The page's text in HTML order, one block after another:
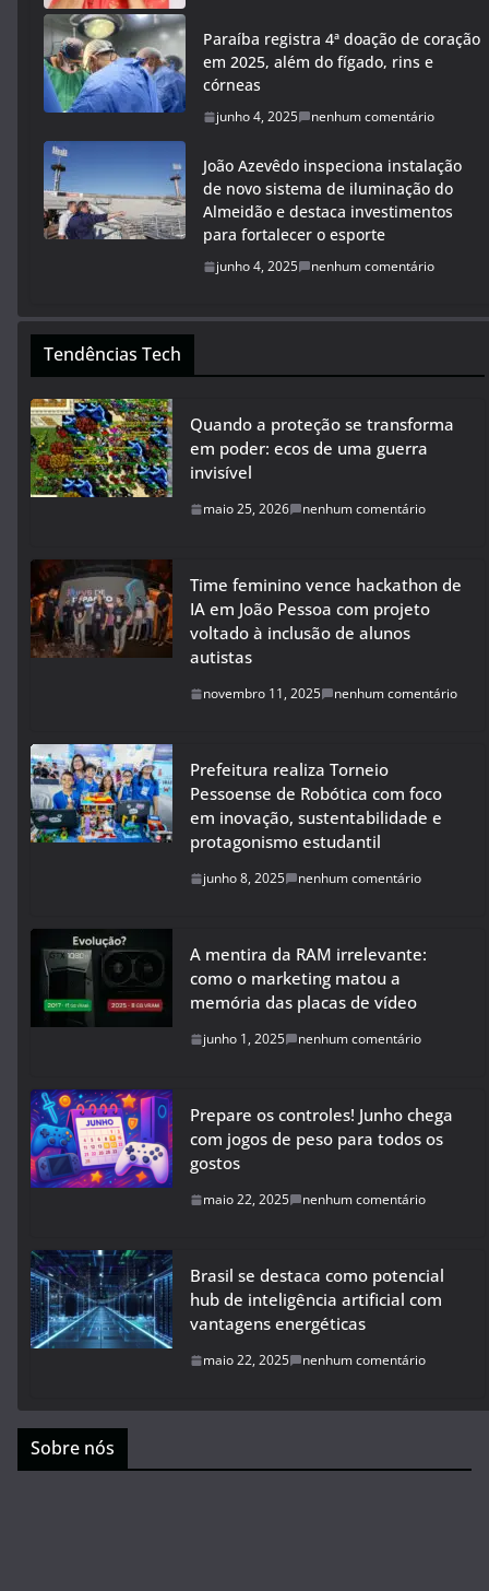
Paraíba registra 4ª doação de coração
em 2025, além do fígado, rins e
córneas
junho 4, 2025 nenhum comentário
João Azevêdo inspeciona instalação
de novo sistema de iluminação do
Almeidão e destaca investimentos
para fortalecer o esporte
junho 4, 2025 nenhum comentário
Tendências Tech
Quando a proteção se transforma
em poder: ecos de uma guerra
invisível
maio 25, 2026 nenhum comentário
Time feminino vence hackathon de
IA em João Pessoa com projeto
voltado à inclusão de alunos
autistas
novembro 11, 2025 nenhum comentário
Prefeitura realiza Torneio
Pessoense de Robótica com foco
em inovação, sustentabilidade e
protagonismo estudantil
junho 8, 2025 nenhum comentário
A mentira da RAM irrelevante:
como o marketing matou a
memória das placas de vídeo
junho 1, 2025 nenhum comentário
Prepare os controles! Junho chega
com jogos de peso para todos os
gostos
maio 22, 2025 nenhum comentário
Brasil se destaca como potencial
hub de inteligência artificial com
vantagens energéticas
maio 22, 2025 nenhum comentário
Sobre nós